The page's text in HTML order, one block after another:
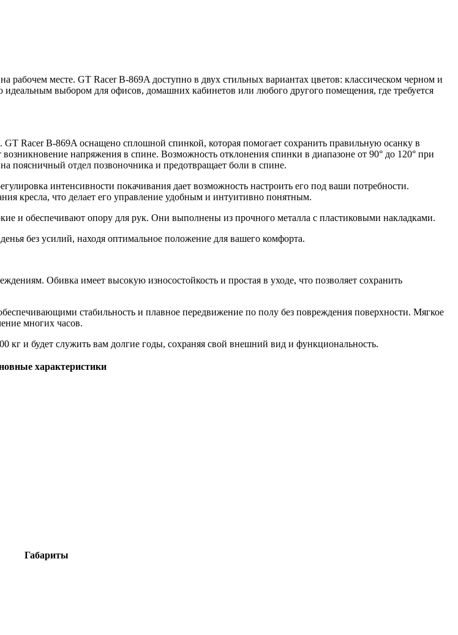
месте. GT Racer B-869A доступно в двух стильных вариантах цветов: классическом черном и
выбором для офисов, домашних кабинетов или любого другого помещения, где требуется
Racer B-869A оснащено сплошной спинкой, которая помогает сохранить правильную осанку в
напряжения в спине. Возможность отклонения спинки в диапазоне от 90° до 120° при
поясничный отдел позвоночника и предотвращает боли в спине.
интенсивности покачивания дает возможность настроить его под ваши потребности.
кресла, что делает его управление удобным и интуитивно понятным.
и обеспечивают опору для рук. Они выполнены из прочного металла с пластиковыми накладками.
без усилий, находя оптимальное положение для вашего комфорта.
Обивка имеет высокую износостойкость и простая в уходе, что позволяет сохранить
стабильность и плавное передвижение по полу без повреждения поверхности. Мягкое
многих часов.
кг и будет служить вам долгие годы, сохраняя свой внешний вид и функциональность.
характеристики
Габариты